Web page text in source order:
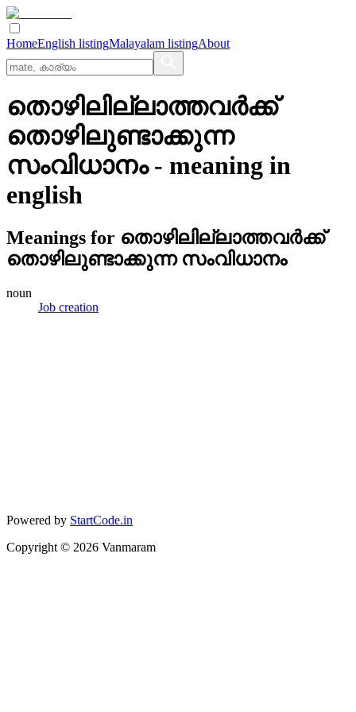
HomeEnglish listingMalayalam listingAbout
തൊഴിലില്ലാത്തവര്‍ക്ക്‌
തൊഴിലുണ്ടാക്കുന്ന
സംവിധാനം- meaning in
english
Meanings for തൊഴിലില്ലാത്തവര്‍ക്ക്‌
തൊഴിലുണ്ടാക്കുന്ന സംവിധാനം
noun
Job creation
Powered by StartCode.in
Copyright © 2026 Vanmaram